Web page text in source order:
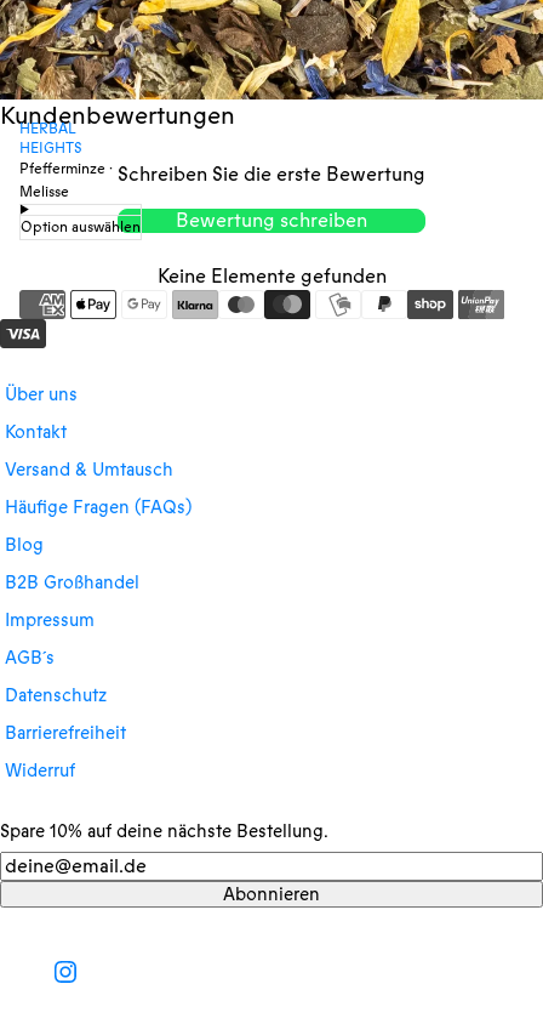
HERBAL
HEIGHTS
Pfefferminze ·
Melisse
Option auswählen
Kundenbewertungen
Schreiben Sie die erste Bewertung
Bewertung schreiben
Keine Elemente gefunden
Über uns
Kontakt
Versand & Umtausch
Häufige Fragen (FAQs)
Blog
B2B Großhandel
Impressum
AGB´s
Datenschutz
Barrierefreiheit
Widerruf
Spare 10% auf deine nächste Bestellung.
Newsletter
Abonnieren